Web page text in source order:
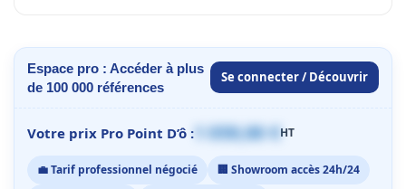
Espace pro : Accéder à plus
de 100 000 références
Se connecter / Découvrir
Votre prix Pro Point D’ô : 1 059,00 €HT
💼 Tarif professionnel négocié
🏢 Showroom accès 24h/24